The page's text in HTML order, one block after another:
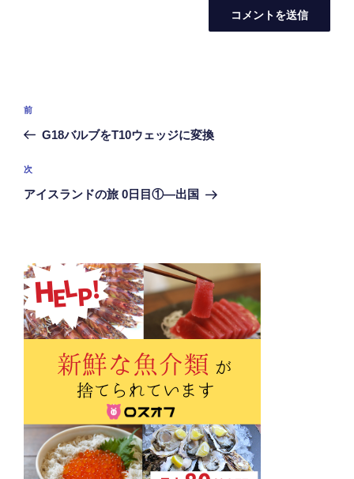
投
ナ
ビ
ゲ
ン
前
の
稿
前
G18バルブをT10ウェッジに変換
次
の
次
アイスランドの旅 0日目①―出国